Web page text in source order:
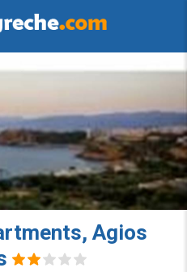
Agios